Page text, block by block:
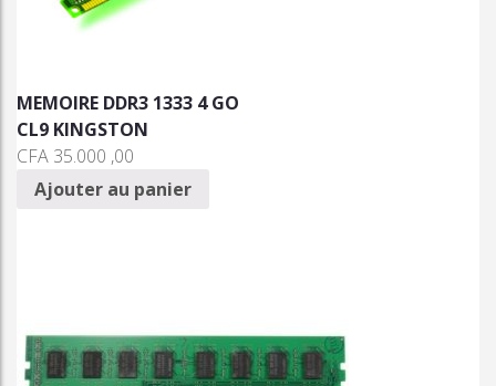
MEMOIRE DDR3 1333 4 GO
CL9 KINGSTON
CFA 35.000 ,00
Ajouter au panier